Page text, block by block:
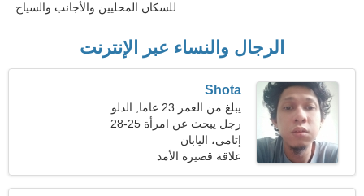
للسكان المحليين والأجانب والسياح.
الرجال والنساء عبر الإنترنت
Shota
يبلغ من العمر 23 عاما, الدلو
رجل يبحث عن امرأة 25-28
إتامي، اليابان
علاقة قصيرة الأمد